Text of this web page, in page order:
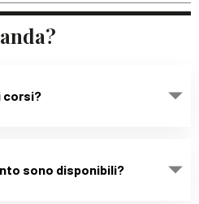
corsi?
sono disponibili?